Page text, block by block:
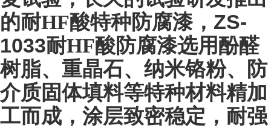
的耐HF酸特种防腐漆， ZS-
1033耐HF酸防腐漆选用酚醛
树脂、重晶石、纳米铬粉、防
介质固体填料等特种材料精加
工而成，涂层致密稳定，耐强